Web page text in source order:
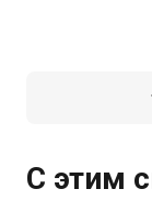
С этим